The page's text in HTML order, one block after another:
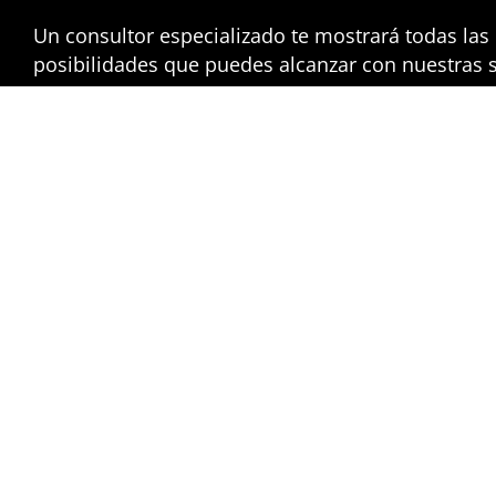
Un consultor especializado te mostrará todas las
posibilidades que puedes alcanzar con nuestras